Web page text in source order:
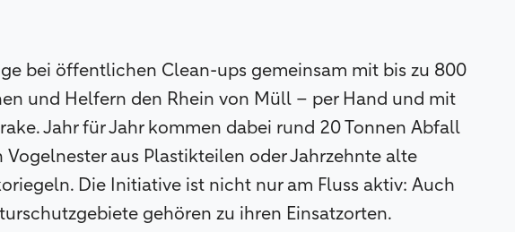
bei öffentlichen Clean-ups gemeinsam mit bis zu 800
und Helfern den Rhein von Müll – per Hand und mit
Jahr für Jahr kommen dabei rund 20 Tonnen Abfall
Vogelnester aus Plastikteilen oder Jahrzehnte alte
Die Initiative ist nicht nur am Fluss aktiv: Auch
gehören zu ihren Einsatzorten.